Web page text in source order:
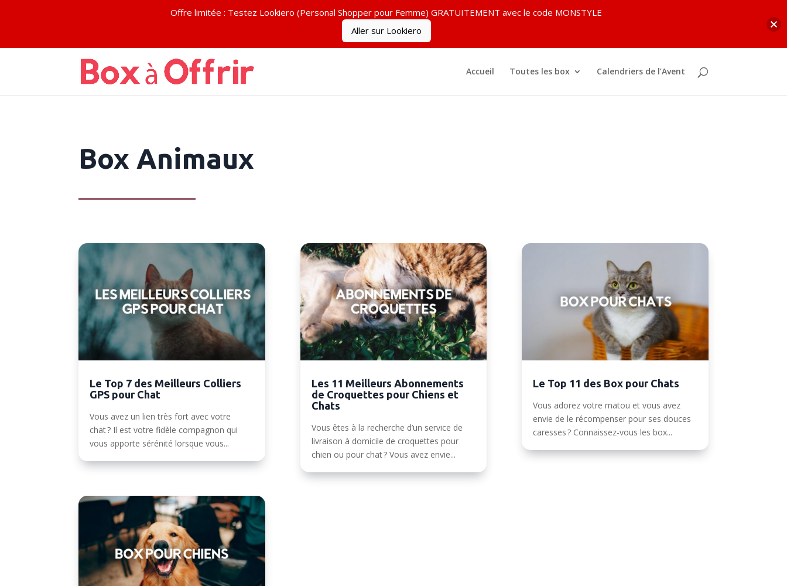
Accueil Toutes les box Calendriers de l’Avent
Box Animaux
Le Top 7 des Meilleurs Colliers
GPS pour Chat
Vous avez un lien très fort avec votre
chat ? Il est votre fidèle compagnon qui
vous apporte sérénité lorsque vous...
Les 11 Meilleurs Abonnements
de Croquettes pour Chiens et
Chats
Vous êtes à la recherche d’un service de
livraison à domicile de croquettes pour
chien ou pour chat ? Vous avez envie...
Le Top 11 des Box pour Chats
Vous adorez votre matou et vous avez
envie de le récompenser pour ses douces
caresses ? Connaissez-vous les box...
Offre limitée : Testez Lookiero (Personal Shopper pour Femme) GRATUITEMENT avec le code MONSTYLE
Aller sur Lookiero